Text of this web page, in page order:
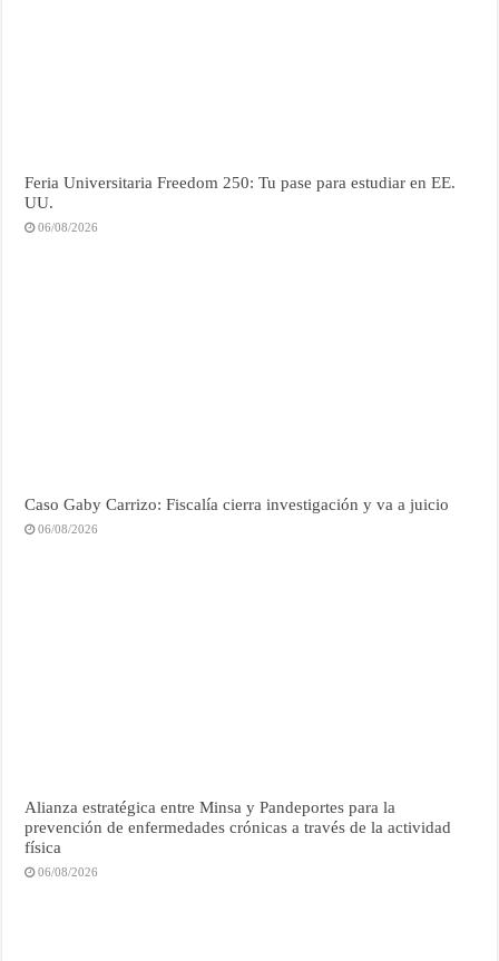
Feria Universitaria Freedom 250: Tu pase para estudiar en EE.
UU.
06/08/2026
Caso Gaby Carrizo: Fiscalía cierra investigación y va a juicio
06/08/2026
Alianza estratégica entre Minsa y Pandeportes para la
prevención de enfermedades crónicas a través de la actividad
física
06/08/2026